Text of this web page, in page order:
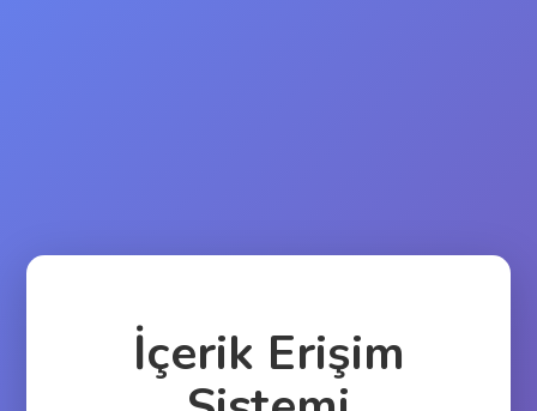
İçerik Erişim